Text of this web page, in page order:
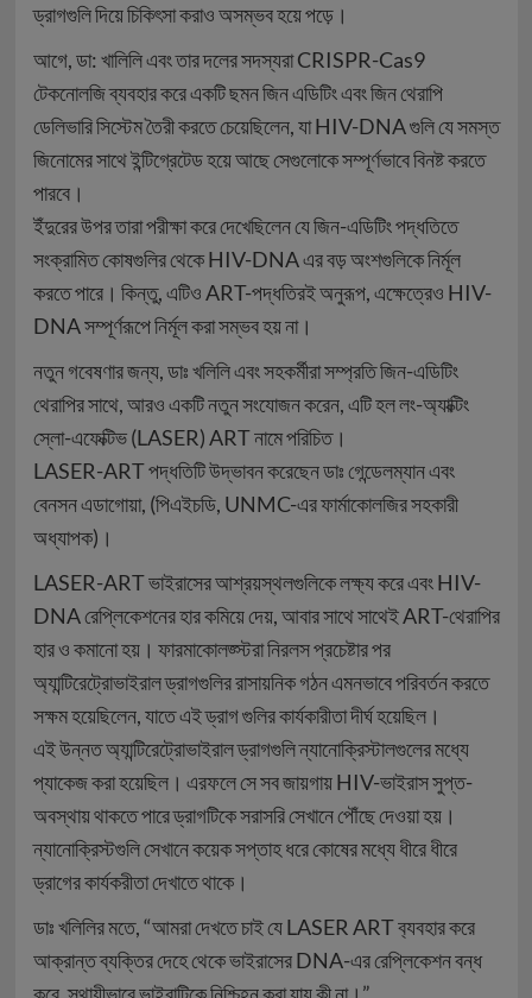
ড্রাগগুলি দিয়ে চিকিৎসা ‌করাও অসম্ভব হয়ে পড়ে।
আগে, ডা: খালিলি এবং তার দলের সদস্যরা CRISPR-Cas9
টেকনোলজি ব্যবহার করে একটি ছমন জিন এডিটিং এবং জিন থেরাপি
ডেলিভারি সিস্টেম তৈরী করতে চেয়েছিলেন, যা HIV-DNA গুলি যে সমস্ত
জিনোমের সাথে ইন্টিগ্রেটেড হয়ে আছে সেগুলোকে সম্পূর্ণভাবে বিনষ্ট করতে
পারবে।
ইঁদুরের উপর তারা পরীক্ষা করে দেখেছিলেন যে জিন-এডিটিং পদ্ধতিতে
সংক্রামিত কোষগুলির থেকে HIV-DNA এর বড় অংশগুলিকে নির্মূল
করতে পারে। কিন্তু, এটিও ART-পদ্ধতিরই অনুরূপ, এক্ষেত্রেও HIV-
DNA সম্পূর্ণরূপে নির্মূল করা সম্ভব হয় না।
নতুন গবেষণার জন্য, ডাঃ খলিলি এবং সহকর্মীরা সম্প্রতি জিন-এডিটিং
থেরাপির সাথে, আরও একটি নতুন সংযোজন করেন, এটি হল লং-অ‍্যাক্টিং
স্লো-এফেক্টিভ (LASER) ART নামে পরিচিত।
LASER-ART পদ্ধতিটি উদ্ভাবন করেছেন ডাঃ গেন্ডেলম্যান এবং
বেনসন এডাগোয়া, (পিএইচডি, UNMC-এর ফার্মাকোলজির সহকারী
অধ্যাপক)।
LASER-ART ভাইরাসের আশ্রয়স্থলগুলিকে লক্ষ্য করে এবং HIV-
DNA রেপ্লিকেশনের হার কমিয়ে দেয়, আবার সাথে সাথেই ART-থেরাপির
হার ও কমানো হয়। ফারমাকোলজ্স্টরা নিরলস প্রচেষ্টার পর
অ্যান্টিরেট্রোভাইরাল ড্রাগগুলির রাসায়নিক গঠন এমনভাবে পরিবর্তন করতে
সক্ষম হয়েছিলেন, যাতে এই ড্রাগ গুলির কার্যকারীতা দীর্ঘ হয়েছিল।
এই উন্নত অ্যান্টিরেট্রোভাইরাল ড্রাগগুলি ন্যানোক্রিস্টালগুলের মধ্যে
প্যাকেজ করা হয়েছিল। এরফলে সে সব জায়গায় HIV-ভাইরাস সুপ্ত-
অবস্থায় থাকতে পারে ড্রাগটিকে সরাসরি সেখানে পৌঁছে দেওয়া হয়।
ন্যানোক্রিস্টগুলি সেখানে কয়েক সপ্তাহ ধরে কোষের মধ্যে ধীরে ধীরে
ড্রাগের কার্যকরীতা দেখাতে থাকে।
ডাঃ খলিলির মতে, “আমরা দেখতে চাই যে LASER ART ব‍্যবহার করে
আক্রান্ত ব্যক্তির দেহে থেকে ভাইরাসের DNA-এর রেপ্লিকেশন বন্ধ